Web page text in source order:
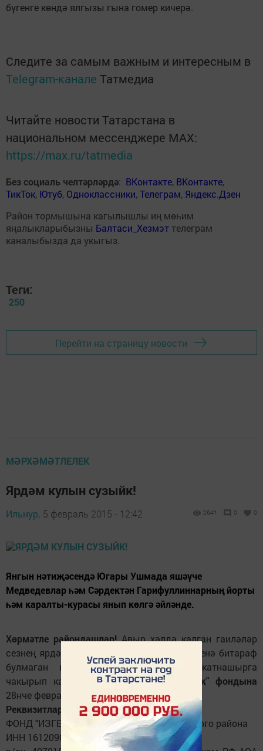
бүгенге көндә ялгызы гына гомер кичерә.
Следите за самым важным и интересным в
Telegram-канале Татмедиа
Читайте новости Татарстана в
национальном мессенджере MАХ:
https://max.ru/tatmedia
Без социаль челтәрләрдә: ВКонтакте, ВКонтакте,
ТикТок, Ютуб, Одноклассники,Телеграм, Яндекс.Дзен
Район тормышына кагылышлы иң мөһим
яңалыкларыбызны Балтаси_Хезмэт телеграм
каналыбызда да укыгыз.
Теги:
250
Перейти на страницу новости
МӘРХӘМӘТЛЕЛЕК
Ярдәм кулын сузыйк!
Ильнур, 5 февраль 2015 - 12:42 2641 0 0
Янгын нәтиҗәсендә Югары Ушмада яшәүче
Медведевлар һәм Сәрдектән Гарифуллиннарның йорты
һәм каралты-курасы янып көлгә әйләнде.
Хөрмәтле райондашлар!Авыр хәлдә калган гаиләләр
сезнең ярдәмгә мохтаҗ. Башкалар хәсрәтенә битараф
булмаган кешеләрне бу изге эштә катнашырга
чакырып калабыз. Акчалаларны
"Изгелек" фондына
28нче февральгә кадәр күчерергә кирәк.
Реквизитлар:
ФОНД "ИЗГЕЛЕК" ("СВЯТОСТЬ») Балтасинского района
ИНН 1612090010 КПП 161201001